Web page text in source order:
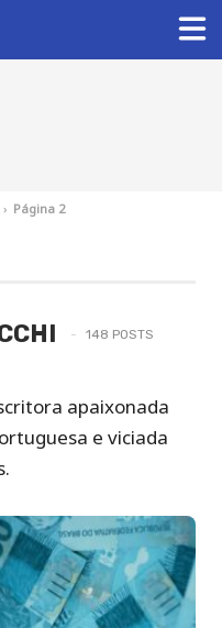
› Página 2
148 POSTS
apaixonada
e viciada